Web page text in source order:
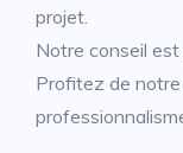
projet.
Notre conseil
Profitez de